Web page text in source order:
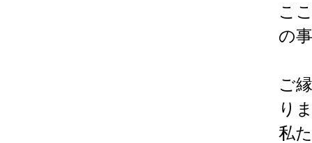
こ
の
ご
り
私